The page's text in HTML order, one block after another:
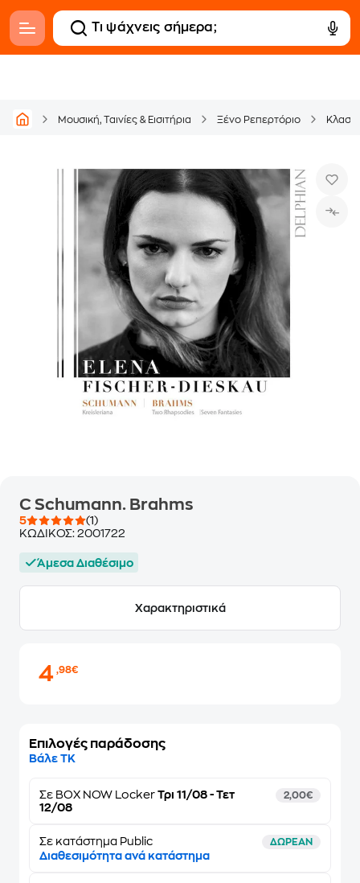
Μουσική, Ταινίες & Εισιτήρια Ξένο Ρεπερτόριο
C Schumann. Brahms
5
(1)
ΚΩΔΙΚΟΣ: 2001722
Άμεσα Διαθέσιμο
Χαρακτηριστικά
4,98€
Επιλογές παράδοσης
Βάλε ΤΚ
Σε BOX NOW Locker Τρι 11/08 - Τετ
12/08
2,00€
Σε κατάστημα Public ΔΩΡΕΑΝ
Διαθεσιμότητα ανά κατάστημα